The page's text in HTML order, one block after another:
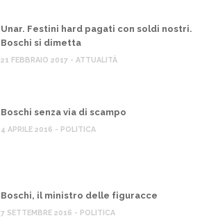
Unar. Festini hard pagati con soldi nostri.
Boschi si dimetta
21 FEBBRAIO 2017 - ATTUALITÀ
Boschi senza via di scampo
4 APRILE 2016 - POLITICA
Boschi, il ministro delle figuracce
7 SETTEMBRE 2016 - POLITICA